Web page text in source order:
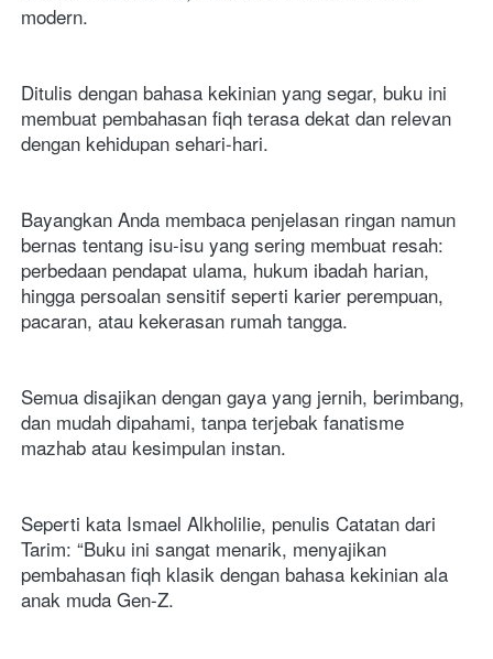
modern.
Ditulis dengan bahasa kekinian yang segar, buku ini
membuat pembahasan fiqh terasa dekat dan relevan
dengan kehidupan sehari-hari.
Bayangkan Anda membaca penjelasan ringan namun
bernas tentang isu-isu yang sering membuat resah:
perbedaan pendapat ulama, hukum ibadah harian,
hingga persoalan sensitif seperti karier perempuan,
pacaran, atau kekerasan rumah tangga.
Semua disajikan dengan gaya yang jernih, berimbang,
dan mudah dipahami, tanpa terjebak fanatisme
mazhab atau kesimpulan instan.
Seperti kata Ismael Alkholilie, penulis Catatan dari
Tarim: “Buku ini sangat menarik, menyajikan
pembahasan fiqh klasik dengan bahasa kekinian ala
anak muda Gen-Z.